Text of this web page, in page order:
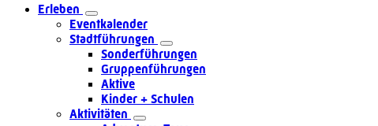
Erleben
Eventkalender
Stadtführungen
Sonderführungen
Gruppenführungen
Aktive
Kinder + Schulen
Aktivitäten